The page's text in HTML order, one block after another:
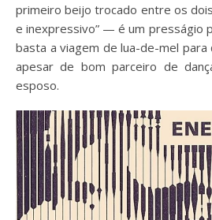
primeiro beijo trocado entre os dois
e inexpressivo” — é um presságio
basta a viagem de lua-de-mel para
apesar de bom parceiro de
esposo.